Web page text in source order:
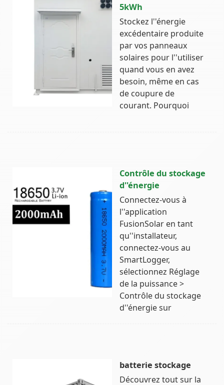
5kWh
Stockez l''énergie
excédentaire produite
par vos panneaux
solaires pour l''utiliser
quand vous en avez
besoin, même en cas
de coupure de
courant. Pourquoi
Contrôle du stockage
d''énergie
Connectez-vous à
l''application
FusionSolar en tant
qu''installateur,
connectez-vous au
SmartLogger,
sélectionnez Réglage
de la puissance >
Contrôle du stockage
d''énergie sur
batterie stockage
Découvrez tout sur la